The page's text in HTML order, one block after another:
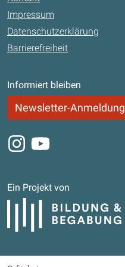
Impressum
Datenschutzerklärung
Barrierefreiheit
Informiert bleiben
Newsletter-Anmeldung
Instagram
Youtube
Ein Projekt von
Bildung und Begabung